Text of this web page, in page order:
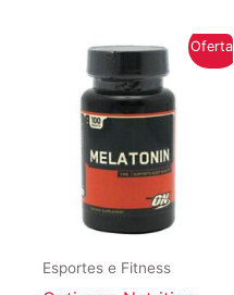
Oferta!
Esportes e Fitness